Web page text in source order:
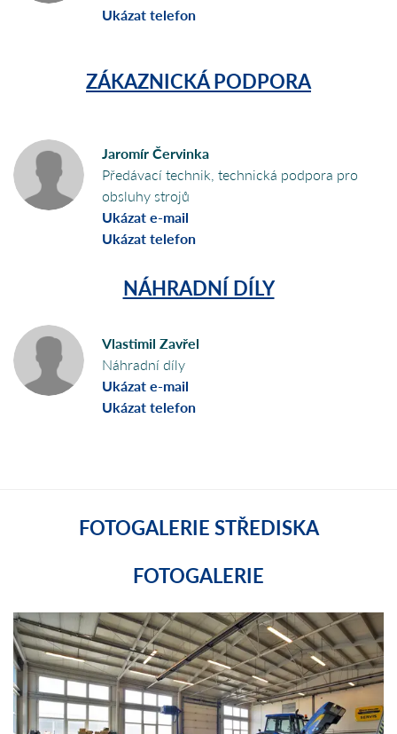
Ukázat telefon
ZÁKAZNICKÁ PODPORA
Jaromír Červinka
Předávací technik, technická podpora pro
obsluhy strojů
Ukázat e-mail
Ukázat telefon
NÁHRADNÍ DÍLY
Vlastimil Zavřel
Náhradní díly
Ukázat e-mail
Ukázat telefon
FOTOGALERIE STŘEDISKA
FOTOGALERIE